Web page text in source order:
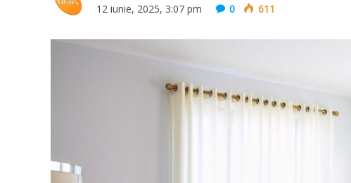
12 iunie, 2025, 3:07 pm 0 611